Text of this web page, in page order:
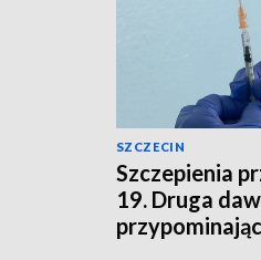
SZCZECIN
Szczepienia
19. Druga